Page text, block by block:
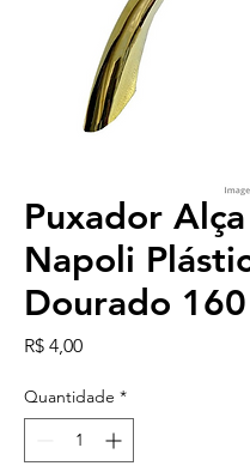
Puxador Alça
Napoli
Dourado
R$ 4,00Preço
Quantidade *